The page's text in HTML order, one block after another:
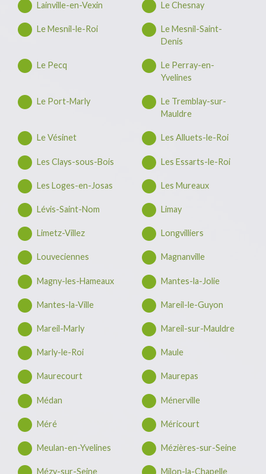
Lainville-en-Vexin Le Chesnay
Le Mesnil-le-Roi
Le Mesnil-Saint-
Denis
Le Pecq
Le Perray-en-
Yvelines
Le Port-Marly
Le Tremblay-sur-
Mauldre
Le Vésinet Les Alluets-le-Roi
Les Clays-sous-Bois Les Essarts-le-Roi
Les Loges-en-Josas Les Mureaux
Lévis-Saint-Nom Limay
Limetz-Villez Longvilliers
Louveciennes Magnanville
Magny-les-Hameaux Mantes-la-Jolie
Mantes-la-Ville Mareil-le-Guyon
Mareil-Marly Mareil-sur-Mauldre
Marly-le-Roi Maule
Maurecourt Maurepas
Médan Ménerville
Méré Méricourt
Meulan-en-Yvelines Mézières-sur-Seine
Mézy-sur-Seine Milon-la-Chapelle